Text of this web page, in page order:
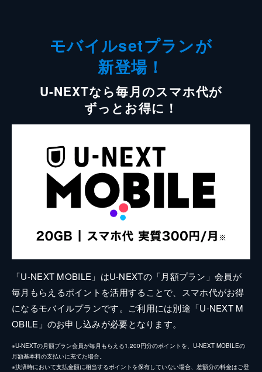
モバイルsetプランが
新登場！
U-NEXTなら毎月のスマホ代が
ずっとお得に！
「U-NEXT MOBILE」はU-NEXTの「月額プラン」会員が
毎月もらえるポイントを活用することで、スマホ代がお得
になるモバイルプランです。ご利用には別途「U-NEXT M
OBILE」のお申し込みが必要となります。
※U-NEXTの月額プラン会員が毎月もらえる1,200円分のポイントを、U-NEXT MOBILEの
月額基本料の支払いに充てた場合。
※決済時において支払金額に相当するポイントを保有していない場合、差額分の料金はご登